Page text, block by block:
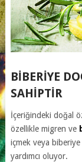
BIBERIYE
SAHIPTIR
İçeriğindeki doğal
özellikle migren ve
içmek veya biberiye
yardımcı oluyor.